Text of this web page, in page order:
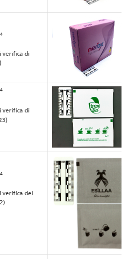
4
verifica di
4
verifica di
4
verifica del